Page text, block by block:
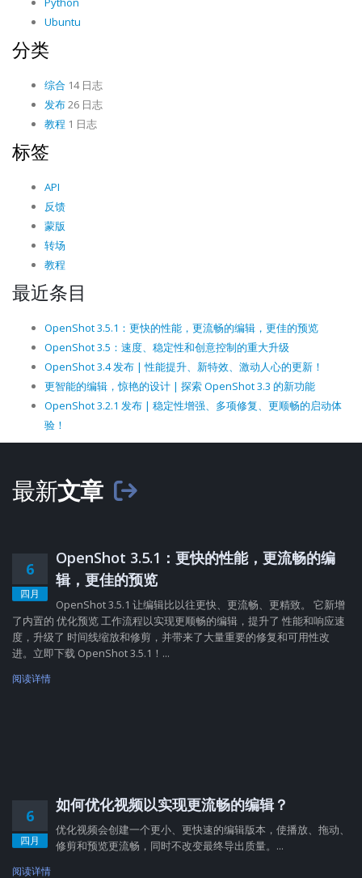
Ubuntu
分类
综合 14 日志
发布26 日志
教程 1 日志
标签
API
反馈
蒙版
转场
教程
最近条目
OpenShot 3.5.1：更快的性能，更流畅的编辑，更佳的预览
OpenShot 3.5：速度、稳定性和创意控制的重大升级
OpenShot 3.4 发布 | 性能提升、新特效、激动人心的更新！
更智能的编辑，惊艳的设计 | 探索 OpenShot 3.3 的新功能
OpenShot 3.2.1 发布 | 稳定性增强、多项修复、更顺畅的启动体
验！
最新文章
6
四月
OpenShot 3.5.1：更快的性能，更流畅的编
辑，更佳的预览
OpenShot 3.5.1 让编辑比以往更快、更流畅、更精致。 它新增
了内置的 优化预览 工作流程以实现更顺畅的编辑，提升了 性能和响应速
度，升级了 时间线缩放和修剪，并带来了大量重要的修复和可用性改
进。立即下载 OpenShot 3.5.1！...
阅读详情
6
四月
如何优化视频以实现更流畅的编辑？
优化视频会创建一个更小、更快速的编辑版本，使播放、拖动、
修剪和预览更流畅，同时不改变最终导出质量。...
阅读详情